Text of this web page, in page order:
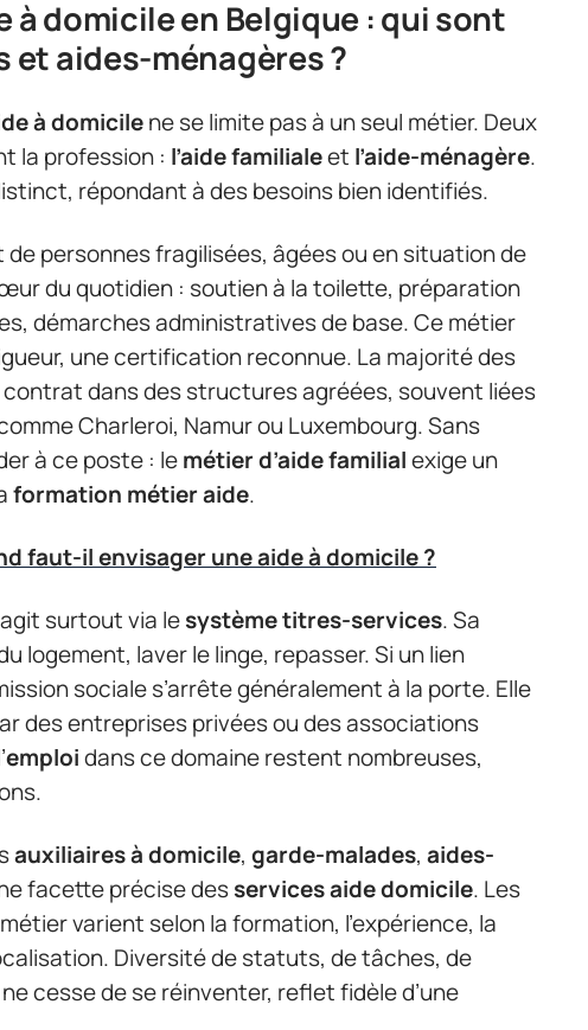
à domicile en Belgique : qui sont
et aides-ménagères ?
à domicilene se limite pas à un seul métier. Deux
la profession : l’aide familialeet l’aide-ménagère.
répondant à des besoins bien identifiés.
personnes fragilisées, âgées ou en situation de
du quotidien : soutien à la toilette, préparation
démarches administratives de base. Ce métier
une certification reconnue. La majorité des
dans des structures agréées, souvent liées
Charleroi, Namur ou Luxembourg. Sans
à ce poste : lemétier d’aide familialexige un
formation métier aide.
faut-il envisager une aide à domicile ?
agit surtout via lesystème titres-services. Sa
logement, laver le linge, repasser. Si un lien
sociale s’arrête généralement à la porte. Elle
des entreprises privées ou des associations
emploidans ce domaine restent nombreuses,
auxiliaires à domicile, garde-malades, aides-
facette précise desservices aide domicile. Les
varient selon la formation, l’expérience, la
Diversité de statuts, de tâches, de
cesse de se réinventer, reflet fidèle d’une